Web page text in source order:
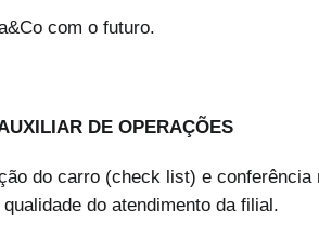
com o futuro.
DE OPERAÇÕES
do carro (check list) e
do atendimento da filial.